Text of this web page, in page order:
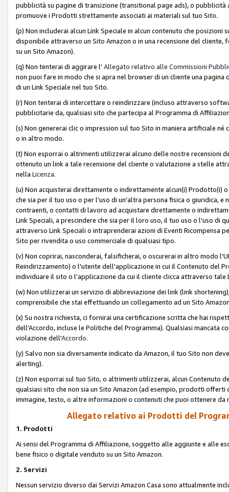
pubblicità su pagine di transizione (transitional page ads), o
promuove i Prodotti strettamente associati ai materiali sul tuo Sito.
(p) Non includerai alcun Link Speciale in alcun contenuto che
disponibile attraverso un Sito Amazon o in una recensione del
su un Sito Amazon).
(q) Non tenterai di aggirare l' Allegato relativo alle Commissioni
non puoi fare in modo che si apra nel browser di un cliente una
di un Link Speciale nel tuo Sito.
(r) Non tenterai di intercettare o reindirizzare (incluso attraverso
pubblicitarie da, qualsiasi sito che partecipa al Programma di
(s) Non genererai clic o impression sul tuo Sito in maniera artificiale
o in altro modo.
(t) Non esporrai o altrimenti utilizzerai alcuno delle nostre recensioni
ottenuto un link a tale recensione del cliente o valutazione a stelle
nella Licenza.
(u) Non acquisterai direttamente o indirettamente alcun(i) Prodotto(i)
che sia per il tuo uso o per l'uso di un'altra persona fisica o giuridica,
contraenti, o contatti di lavoro ad acquistare direttamente o
Link Speciali, a prescindere che sia per il loro uso, il tuo uso o l'uso di
attraverso Link Speciali o intraprenderai azioni di Eventi
Sito per rivendita o uso commerciale di qualsiasi tipo.
(v) Non coprirai, nasconderai, falsificherai, o oscurerai in altro modo
Reindirizzamento) o l'utente dell'applicazione in cui il Contenuto del
individuare il sito o l'applicazione da cui il cliente clicca attraverso tale
(w) Non utilizzerai un servizio di abbreviazione dei link (link
comprensibile che stai effettuando un collegamento ad un Sito
(x) Su nostra richiesta, ci fornirai una certificazione scritta che hai
dell'Accordo, incluse le Politiche del Programma). Qualsiasi mancata
violazione dell'Accordo.
(y) Salvo non sia diversamente indicato da Amazon, il tuo Sito non
alerting).
(z) Non esporrai sul tuo Sito, o altrimenti utilizzerai, alcun Contenuto
qualsiasi sito che non sia un Sito Amazon (ad esempio, prodotti
immagine, testo, o altre informazioni o contenuti che puoi ottenere da
Allegato relativo ai Prodotti del
1. Prodotti
Ai sensi del Programma di Affiliazione, soggetto alle aggiunte e alle
bene fisico o digitale venduto su un Sito Amazon.
2. Servizi
Nessun servizio diverso dai Servizi Amazon Casa sono attualmente